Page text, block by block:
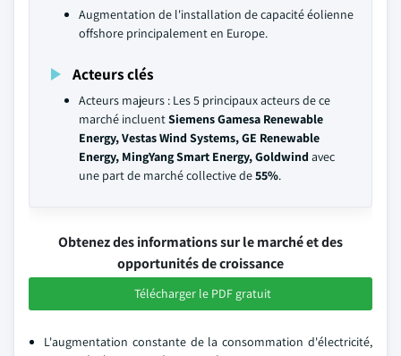
Augmentation de l'installation de capacité éolienne
offshore principalement en Europe.
Acteurs clés
Acteurs majeurs : Les 5 principaux acteurs de ce
marché incluentSiemens Gamesa Renewable
Energy, Vestas Wind Systems, GE Renewable
Energy, MingYang Smart Energy, Goldwind avec
une part de marché collective de55%.
Obtenez des informations sur le marché et des
opportunités de croissance
Télécharger le PDF gratuit
L'augmentation constante de la consommation d'électricité,